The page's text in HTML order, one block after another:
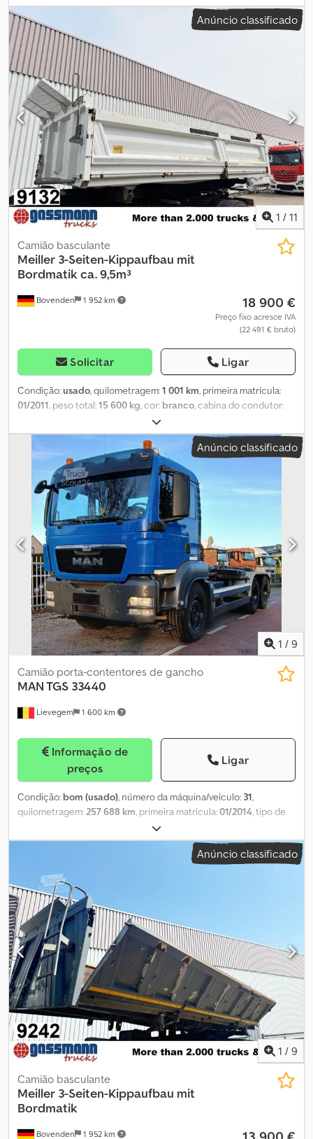
de carga:2 300 mm, altura do espaço de carga:1 400 mm, Ano de
fabrico:
, Localização do veículo: Bovenden, Construção: Para
chassis de 4 eixos MAN e Mercedes-Benz com entre-eixos a partir
de 4200 mm, aprox. 18,3 m³. INFORMAÇÕES SOBRE ACESSÓRIOS
SEM GARANTIA; alterações, venda prévia e erros reservados!
Dsdpfevhkniex Aqpekr
Anúncio classificado
1 / 11
Bovenden 1 952 km
Camião basculante
Meiller 3-Seiten-Kippaufbau mit
Bordmatik ca. 9,5m³
18 900 €
Preço fixo acresce IVA
(22 491 € bruto)
Solicitar Ligar
Condição:usado, quilometragem:1 001 km, primeira matrícula:
01/2011, peso total:15 600 kg, cor: branco, cabina do condutor:
outro, volume do espaço de carga:
m³, comprimento do espaço de carga:4 900 mm, largura do
espaço de carga:
2 380 mm, altura do espaço de carga:800 mm,
Ano de fabrico:2011, Localização do veículo: Bovenden,
carroçaria em aço, sistema de aba lateral à esquerda (Bordmatik),
argolas de amarração. Carroçaria: Caçamba basculante trilateral
Meiller tipo D316 BM com Bordmatik à esquerda, desmontada de
um Iveco Trakker AD260T45W 6x6 com entre-eixos de 3500 mm!
Conexões hidráulicas para reboque basculante na traseira!
INFORMAÇÕES SOBRE ACESSÓRIOS SEM GARANTIA, sujeitas a
alterações, venda prévia e possíveis erros! Dodewphy Rspfx
Aqpekr
Anúncio classificado
1 / 9
Lievegem 1 600 km
Camião porta-contentores de gancho
MAN TGS 33440
Informação de
preços
Ligar
Condição: bom (usado), número da máquina/veículo: 31,
quilometragem:257 688 km, primeira matrícula:01/2014, tipo de
, configuração de eixo:
diesel, cabina do condutor:cabina diurna, classe de emissão:
, MAN TGS 33440 sistema de
257 688 km Automático Sistema de contentores AJK ID nº 31
Anúncio classificado
1 / 9
Bovenden 1 952 km
Camião basculante
Meiller 3-Seiten-Kippaufbau mit
Bordmatik